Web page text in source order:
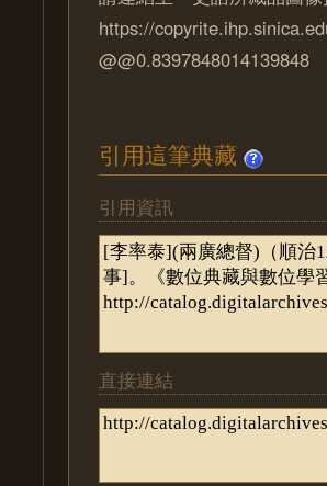
https://
@@0.8397848014139848
引用這筆典藏
引用資訊
直接連結